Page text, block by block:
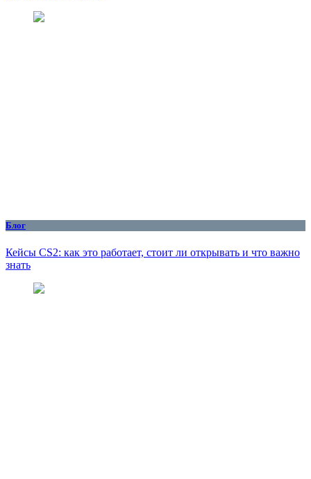
Блог
Кейсы CS2: как это работает, стоит ли открывать и что важно
знать